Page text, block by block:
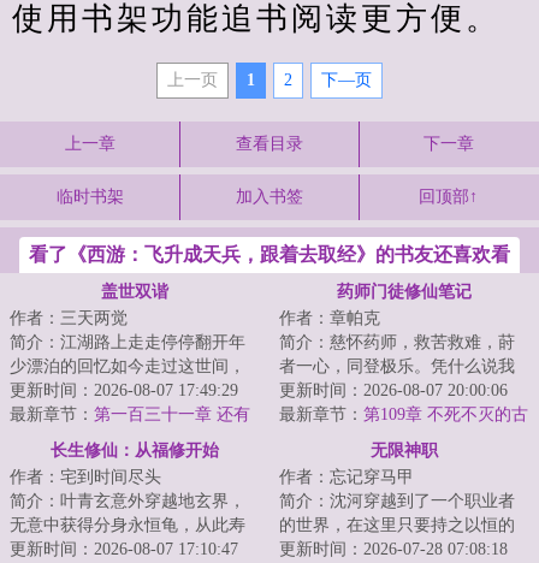
使用书架功能追书阅读更方便。
上一页 1 2 下—页
上一章 查看目录 下一章
临时书架 加入书签 回顶部↑
看了《西游：飞升成天兵，跟着去取经》的书友还喜欢看
盖世双谐
作者：三天两觉
简介：江湖路上走走停停翻开年
少漂泊的回忆如今走过这世间，
万般留恋峰吹起了从前...
更新时间：2026-08-07 17:49:29
最新章节： 第一百三十一章 还有
高手（下）
药师门徒修仙笔记
作者：章帕克
简介：慈怀药师，救苦救难，莳
者一心，同登极乐。凭什么说我
是邪魔外道？他们说这是个蒙受
药师赐福，继承...
更新时间：2026-08-07 20:00:06
最新章节： 第109章 不死不灭的古
长生修仙：从福修开始
作者：宅到时间尽头
简介：叶青玄意外穿越地玄界，
无意中获得分身永恒龟，从此寿
元无尽，更是意外得到地仙传
更新时间：2026-08-07 17:10:47
无限神职
作者：忘记穿马甲
简介：沈河穿越到了一个职业者
的世界，在这里只要持之以恒的
做某件事情，就可以生成相关的
更新时间：2026-07-28 07:08:18